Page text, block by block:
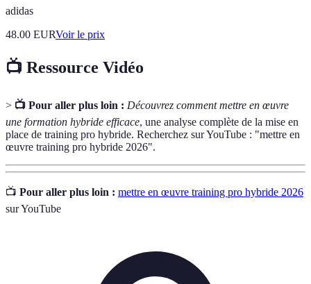
adidas
48.00 EURVoir le prix
📺 Ressource Vidéo
> 📺 Pour aller plus loin : Découvrez comment mettre en œuvre
une formation hybride efficace, une analyse complète de la mise en
place de training pro hybride. Recherchez sur YouTube : "mettre en
œuvre training pro hybride 2026".
📺 Pour aller plus loin : mettre en œuvre training pro hybride 2026
sur YouTube